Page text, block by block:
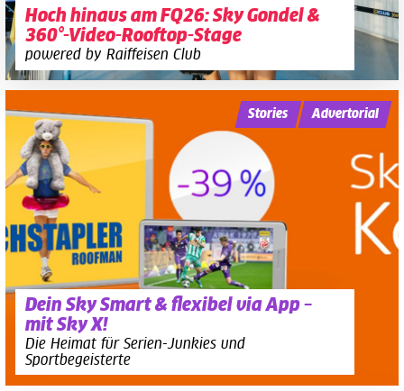
Hoch hinaus am FQ26: Sky Gondel &
360°-Video-Rooftop-Stage
powered by Raiffeisen Club
Dein Sky Smart & flexibel via App –
mit Sky X!
Die Heimat für Serien-Junkies und
Sportbegeisterte
Stories Advertorial